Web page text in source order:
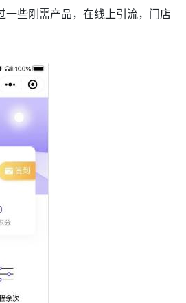
些刚需产品，在线上引流，门店